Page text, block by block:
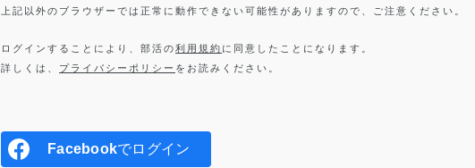
上記以外のブラウザーでは正常に動作できない可能性がありますので、ご注意ください。
ログインすることにより、部活の利用規約 に同意したことになります。
詳しくは、 プライバシーポリシー をお読みください。
Facebookでログイン